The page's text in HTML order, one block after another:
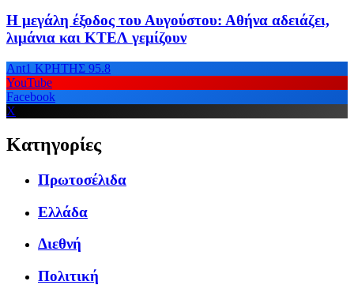
Η μεγάλη έξοδος του Αυγούστου: Αθήνα αδειάζει,
λιμάνια και ΚΤΕΛ γεμίζουν
Ant1 ΚΡΗΤΗΣ 95.8
YouTube
Facebook
X
Κατηγορίες
Πρωτοσέλιδα
Ελλάδα
Διεθνή
Πολιτική